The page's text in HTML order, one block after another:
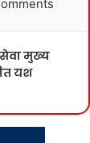
सेवा मुख्य
यश